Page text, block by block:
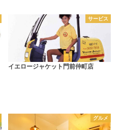
サービス
イエロージャケット門前仲町店
グルメ